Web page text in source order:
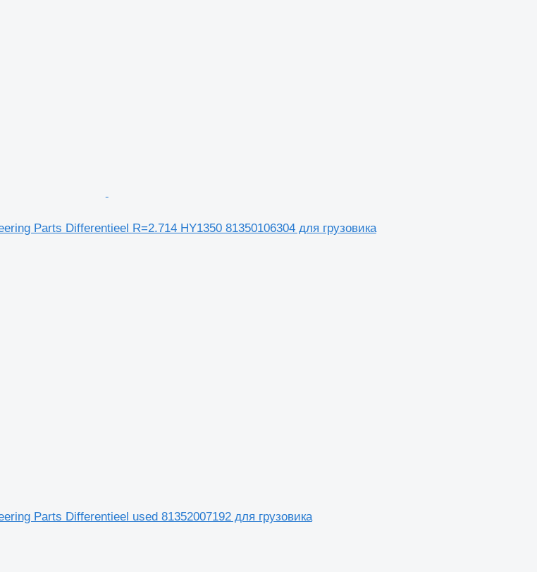
Parts Differentieel R=2.714 HY1350 81350106304 для грузовика
Parts Differentieel used 81352007192 для грузовика